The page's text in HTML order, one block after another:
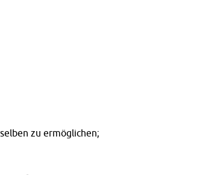
zu ermöglichen;